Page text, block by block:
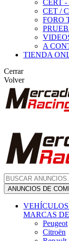
CERT
CET /
FORO
A
TIENDA
Cerrar
Volver
ANUNCIOS DE
VEHÍCULOS
MARCAS
Peugeot
Citroën
Renault
Bmw